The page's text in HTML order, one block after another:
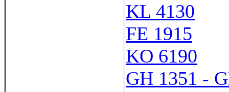
KL 4130
FE 1915
KO 6190
GH 1351 -